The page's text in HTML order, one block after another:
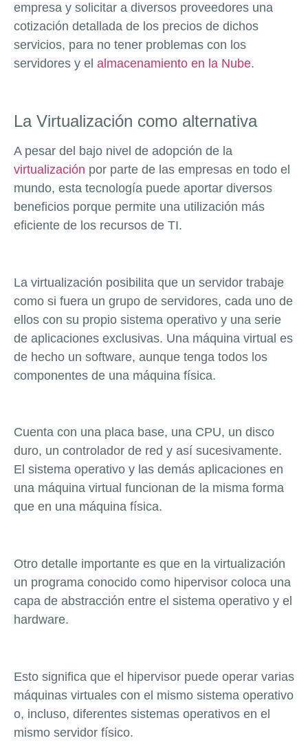
empresa y solicitar a diversos proveedores una
cotización detallada de los precios de dichos
servicios, para no tener problemas con los
servidores y el almacenamiento en la Nube.
La Virtualización como alternativa
A pesar del bajo nivel de adopción de la
virtualización por parte de las empresas en todo el
mundo, esta tecnología puede aportar diversos
beneficios porque permite una utilización más
eficiente de los recursos de TI.
La virtualización posibilita que un servidor trabaje
como si fuera un grupo de servidores, cada uno de
ellos con su propio sistema operativo y una serie
de aplicaciones exclusivas. Una máquina virtual es
de hecho un software, aunque tenga todos los
componentes de una máquina física.
Cuenta con una placa base, una CPU, un disco
duro, un controlador de red y así sucesivamente.
El sistema operativo y las demás aplicaciones en
una máquina virtual funcionan de la misma forma
que en una máquina física.
Otro detalle importante es que en la virtualización
un programa conocido como hipervisor coloca una
capa de abstracción entre el sistema operativo y el
hardware.
Esto significa que el hipervisor puede operar varias
máquinas virtuales con el mismo sistema operativo
o, incluso, diferentes sistemas operativos en el
mismo servidor físico.